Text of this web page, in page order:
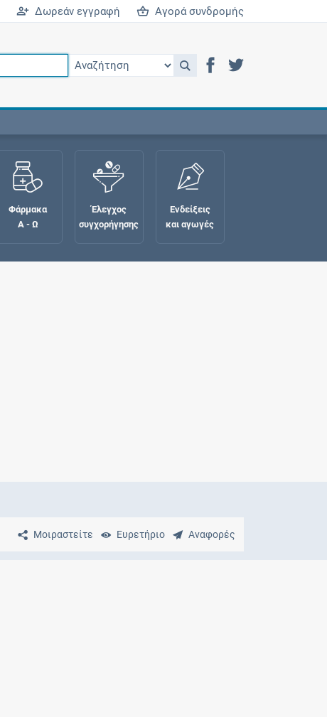
Δωρεάν εγγραφή Αγορά συνδρομής
Φάρμακα
Α - Ω
Έλεγχος
συγχορήγησης
Ενδείξεις
και αγωγές
Μοιραστείτε Ευρετήριο Αναφορές